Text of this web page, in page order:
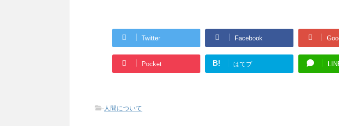
Twitter Facebook
Pocket B! はてブ
-人間について